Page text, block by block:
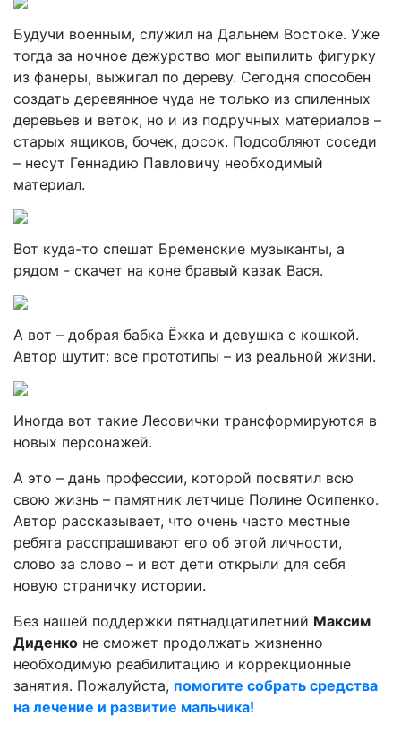
Будучи военным, служил на Дальнем Востоке. Уже
тогда за ночное дежурство мог выпилить фигурку
из фанеры, выжигал по дереву. Сегодня способен
создать деревянное чуда не только из спиленных
деревьев и веток, но и из подручных материалов –
старых ящиков, бочек, досок. Подсобляют соседи
– несут Геннадию Павловичу необходимый
материал.
Вот куда-то спешат Бременские музыканты, а
рядом - скачет на коне бравый казак Вася.
А вот – добрая бабка Ёжка и девушка с кошкой.
Автор шутит: все прототипы – из реальной жизни.
Иногда вот такие Лесовички трансформируются в
новых персонажей.
А это – дань профессии, которой посвятил всю
свою жизнь – памятник летчице Полине Осипенко.
Автор рассказывает, что очень часто местные
ребята расспрашивают его об этой личности,
слово за слово – и вот дети открыли для себя
новую страничку истории.
Без нашей поддержки пятнадцатилетний Максим
Диденко не сможет продолжать жизненно
необходимую реабилитацию и коррекционные
занятия. Пожалуйста, помогите собрать средства
на лечение и развитие мальчика!